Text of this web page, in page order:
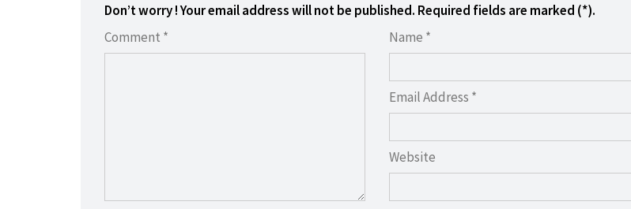
Don’t worry ! Your email address will not be published. Required fields are marked (*).
Comment *
Name *
Email Address *
Website